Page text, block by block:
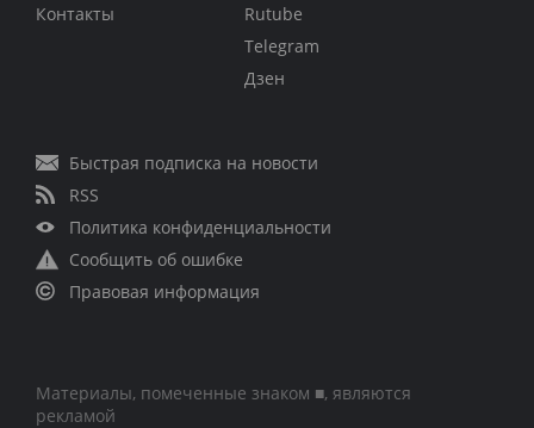
Контакты
Rutube
Telegram
Дзен
Быстрая подписка на новости
RSS
Политика конфиденциальности
Сообщить об ошибке
Правовая информация
Материалы, помеченные знаком ■, являются
рекламой